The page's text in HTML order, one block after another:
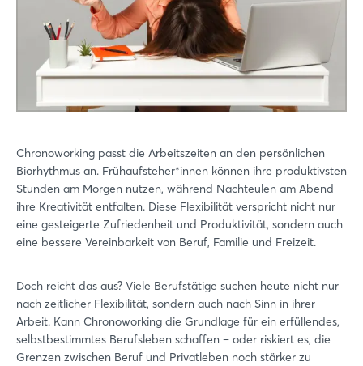
Chronoworking passt die Arbeitszeiten an den persönlichen
Biorhythmus an. Frühaufsteher*innen können ihre produktivsten
Stunden am Morgen nutzen, während Nachteulen am Abend
ihre Kreativität entfalten. Diese Flexibilität verspricht nicht nur
eine gesteigerte Zufriedenheit und Produktivität, sondern auch
eine bessere Vereinbarkeit von Beruf, Familie und Freizeit.
Doch reicht das aus? Viele Berufstätige suchen heute nicht nur
nach zeitlicher Flexibilität, sondern auch nach Sinn in ihrer
Arbeit. Kann Chronoworking die Grundlage für ein erfüllendes,
selbstbestimmtes Berufsleben schaffen – oder riskiert es, die
Grenzen zwischen Beruf und Privatleben noch stärker zu